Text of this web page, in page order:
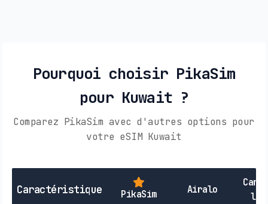
Pourquoi choisir PikaSim
pour Kuwait ?
Comparez PikaSim avec d'autres options pour
votre eSIM Kuwait
Caractéristique PikaSim Airalo